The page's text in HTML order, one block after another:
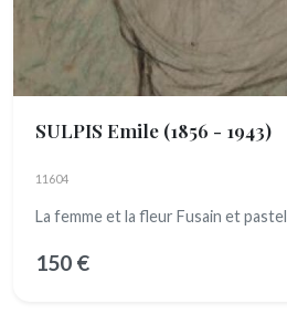
SULPIS Emile (1856 - 1943)
11604
La femme et la fleur Fusain et pastel
150 €